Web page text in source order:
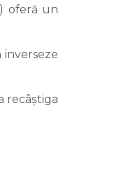
oferă un
recâștiga